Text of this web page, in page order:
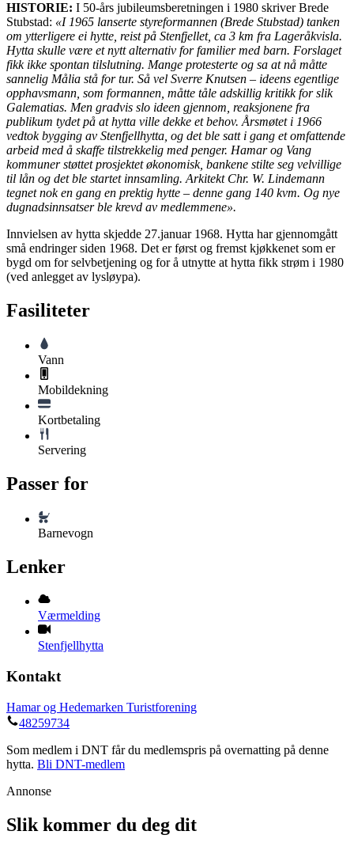
HISTORIE: I 50-års jubileumsberetningen i 1980 skriver Brede
Stubstad: «I 1965 lanserte styreformannen (Brede Stubstad) tanken
om ytterligere ei hytte, reist på Stenfjellet, ca 3 km fra Lageråkvisla.
Hytta skulle være et nytt alternativ for familier med barn. Forslaget
fikk ikke spontan tilslutning. Mange protesterte og sa at nå måtte
sannelig Målia stå for tur. Så vel Sverre Knutsen – ideens egentlige
opphavsmann, som formannen, måtte tåle adskillig kritikk for slik
Galematias. Men gradvis slo ideen gjennom, reaksjonene fra
publikum tydet på at hytta ville dekke et behov. Årsmøtet i 1966
vedtok bygging av Stenfjellhytta, og det ble satt i gang et omfattende
arbeid med å skaffe tilstrekkelig med penger. Hamar og Vang
kommuner støttet prosjektet økonomisk, bankene stilte seg velvillige
til lån og det ble startet innsamling. Arkitekt Chr. W. Lindemann
tegnet nok en gang en prektig hytte – denne gang 140 kvm. Og nye
dugnadsinnsatser ble krevd av medlemmene».
Innvielsen av hytta skjedde 27.januar 1968. Hytta har gjennomgått
små endringer siden 1968. Det er først og fremst kjøkkenet som er
bygd om for selvbetjening og for å utnytte at hytta fikk strøm i 1980
(ved anlegget av lysløypa).
Fasiliteter
Vann
Mobildekning
Kortbetaling
Servering
Passer for
Barnevogn
Lenker
Værmelding
Stenfjellhytta
Kontakt
Hamar og Hedemarken Turistforening
48259734
Som medlem i DNT får du medlemspris på overnatting på denne
hytta. Bli DNT-medlem
Annonse
Slik kommer du deg dit